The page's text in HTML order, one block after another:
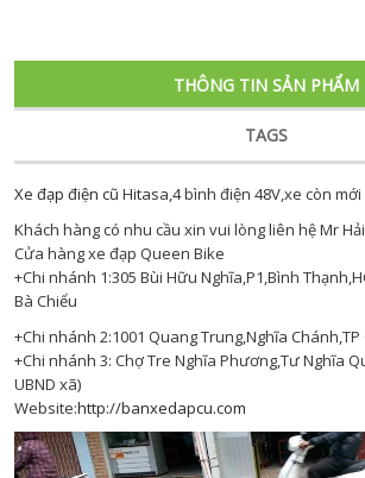
THÔNG TIN SẢN PHẨM
TAGS
Xe đạp điện cũ Hitasa,4 bình điện 48V,xe còn
Khách hàng có nhu cầu xin vui lòng liên hệ Mr
Cửa hàng xe đạp Queen Bike
+Chi nhánh 1:305 Bùi Hữu Nghĩa,P1,Bình
Bà Chiểu
+Chi nhánh 2:1001 Quang Trung,Nghĩa
+Chi nhánh 3: Chợ Tre Nghĩa Phương,Tư Nghĩa
UBND xã)
Website:http://banxedapcu.com